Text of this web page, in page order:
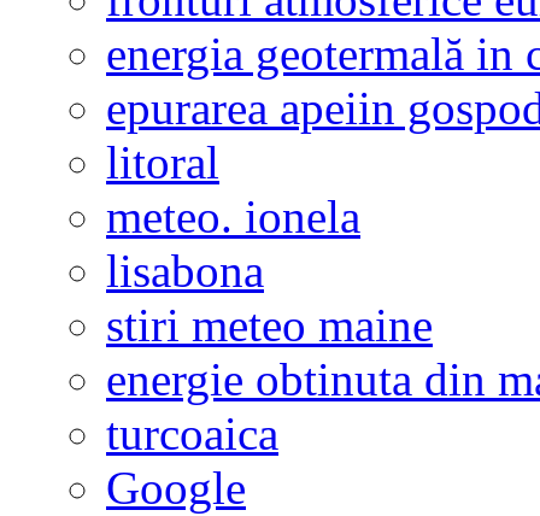
energia geotermală in
epurarea apeiin
litoral
meteo. ionela
lisabona
stiri meteo maine
energie obtinuta din
turcoaica
Google